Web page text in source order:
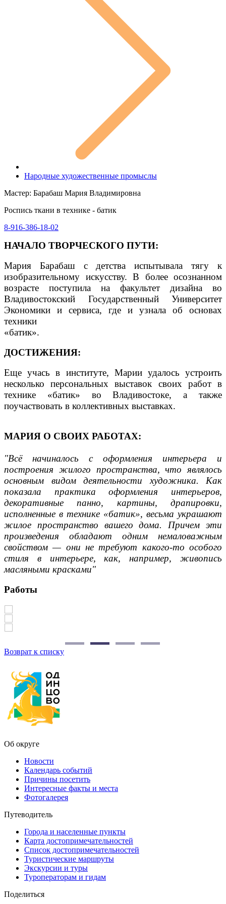
Народные художественные промыслы
Мастер: Барабаш Мария Владимировна
Роспись ткани в технике - батик
8-916-386-18-02
НАЧАЛО ТВОРЧЕСКОГО ПУТИ:
Мария Барабаш с детства испытывала тягу к
изобразительному искусству. В более осознанном
возрасте поступила на факультет дизайна во
Владивостокский Государственный Университет
Экономики и сервиса, где и узнала об основах
техники
«батик».
ДОСТИЖЕНИЯ:
Еще учась в институте, Марии удалось устроить
несколько персональных выставок своих работ в
технике «батик» во Владивостоке, а также
поучаствовать в коллективных выставках.
МАРИЯ О СВОИХ РАБОТАХ:
"Всё начиналось с оформления интерьера и
построения жилого пространства, что являлось
основным видом деятельности художника. Как
показала практика оформления интерьеров,
декоративные панно, картины, драпировки,
исполненные в технике «батик», весьма украшают
жилое пространство вашего дома. Причем эти
произведения обладают одним немаловажным
свойством — они не требуют какого-то особого
стиля в интерьере, как, например, живопись
масляными красками"
Работы
Возврат к списку
Об округе
Новости
Календарь событий
Причины посетить
Интересные факты и места
Фотогалерея
Путеводитель
Города и населенные пункты
Карта достопримечательностей
Список достопримечательностей
Туристические маршруты
Экскурсии и туры
Туроператорам и гидам
Поделиться